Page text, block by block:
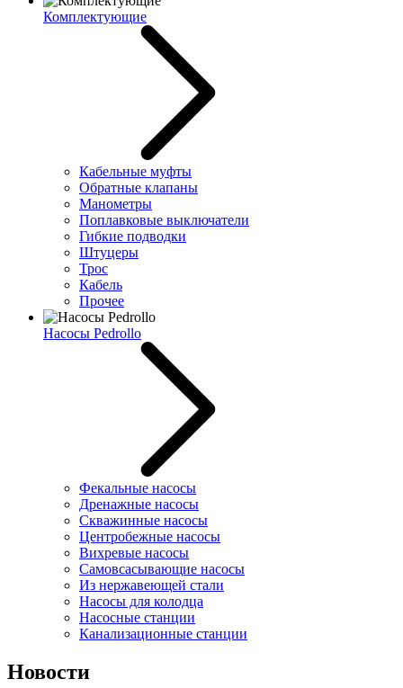
Комплектующие
Кабельные муфты
Обратные клапаны
Манометры
Поплавковые выключатели
Гибкие подводки
Штуцеры
Трос
Кабель
Прочее
Насосы Pedrollo
Фекальные насосы
Дренажные насосы
Скважинные насосы
Центробежные насосы
Вихревые насосы
Самовсасывающие насосы
Из нержавеющей стали
Насосы для колодца
Насосные станции
Канализационные станции
Новости